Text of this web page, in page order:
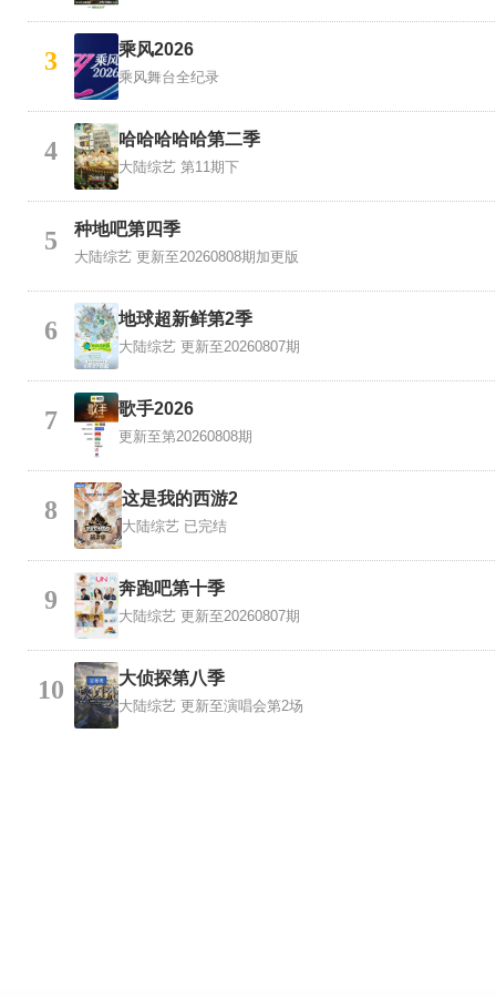
3 乘风2026
乘风舞台全纪录
4 哈哈哈哈哈第二季
大陆综艺 第11期下
5 种地吧第四季
大陆综艺 更新至20260808期加更版
6 地球超新鲜第2季
大陆综艺 更新至20260807期
7 歌手2026
更新至第20260808期
8 这是我的西游2
大陆综艺 已完结
9 奔跑吧第十季
大陆综艺 更新至20260807期
10 大侦探第八季
大陆综艺 更新至演唱会第2场